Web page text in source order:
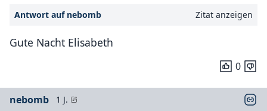
Antwort auf nebomb Zitat anzeigen
Gute Nacht Elisabeth
0
nebomb 1 J.